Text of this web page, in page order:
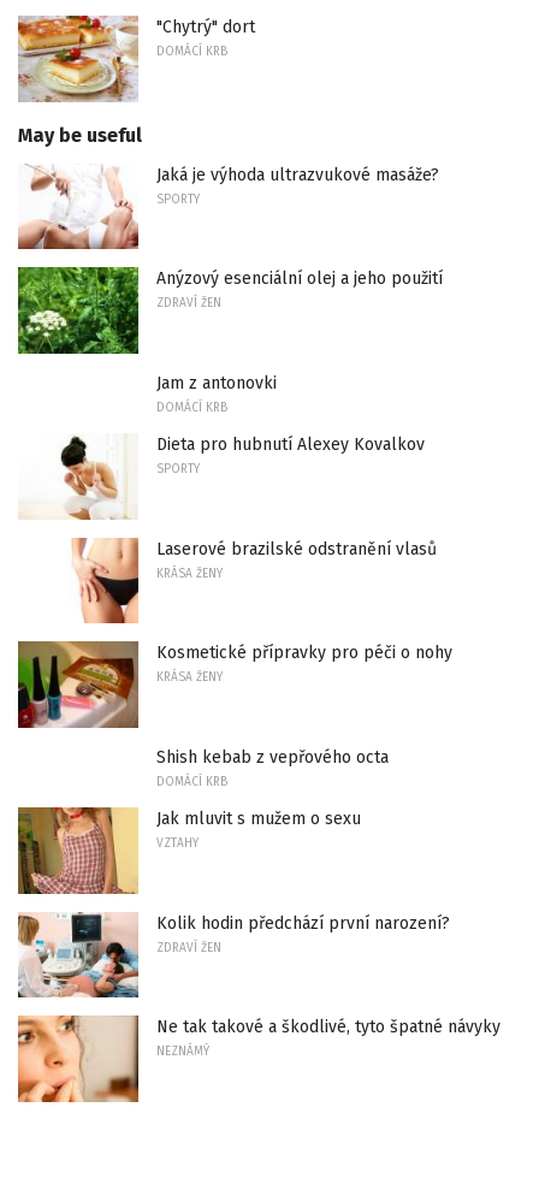
"Chytrý" dort
DOMÁCÍ KRB
May be useful
Jaká je výhoda ultrazvukové masáže?
SPORTY
Anýzový esenciální olej a jeho použití
ZDRAVÍ ŽEN
Jam z antonovki
DOMÁCÍ KRB
Dieta pro hubnutí Alexey Kovalkov
SPORTY
Laserové brazilské odstranění vlasů
KRÁSA ŽENY
Kosmetické přípravky pro péči o nohy
KRÁSA ŽENY
Shish kebab z vepřového octa
DOMÁCÍ KRB
Jak mluvit s mužem o sexu
VZTAHY
Kolik hodin předchází první narození?
ZDRAVÍ ŽEN
Ne tak takové a škodlivé, tyto špatné návyky
NEZNÁMÝ